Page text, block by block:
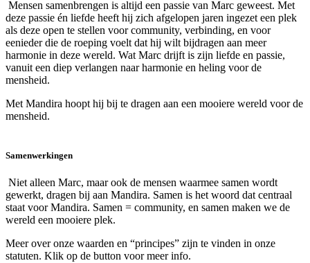
Mensen samenbrengen is altijd een passie van Marc geweest. Met
deze passie én liefde heeft hij zich afgelopen jaren ingezet een plek
als deze open te stellen voor community, verbinding, en voor
eenieder die de roeping voelt dat hij wilt bijdragen aan meer
harmonie in deze wereld. Wat Marc drijft is zijn liefde en passie,
vanuit een diep verlangen naar harmonie en heling voor de
mensheid.
Met Mandira hoopt hij bij te dragen aan een mooiere wereld voor de
mensheid.
Samenwerkingen
Niet alleen Marc, maar ook de mensen waarmee samen wordt
gewerkt, dragen bij aan Mandira. Samen is het woord dat centraal
staat voor Mandira. Samen = community, en samen maken we de
wereld een mooiere plek.
Meer over onze waarden en “principes” zijn te vinden in onze
statuten. Klik op de button voor meer info.